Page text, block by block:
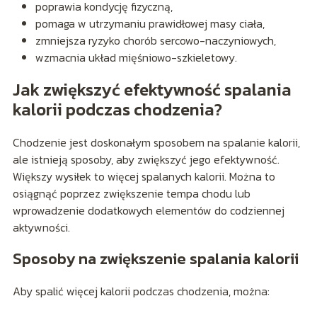
poprawia kondycję fizyczną,
pomaga w utrzymaniu prawidłowej masy ciała,
zmniejsza ryzyko chorób sercowo-naczyniowych,
wzmacnia układ mięśniowo-szkieletowy.
Jak zwiększyć efektywność spalania
kalorii podczas chodzenia?
Chodzenie jest doskonałym sposobem na spalanie kalorii,
ale istnieją sposoby, aby zwiększyć jego efektywność.
Większy wysiłek to więcej spalanych kalorii. Można to
osiągnąć poprzez zwiększenie tempa chodu lub
wprowadzenie dodatkowych elementów do codziennej
aktywności.
Sposoby na zwiększenie spalania kalorii
Aby spalić więcej kalorii podczas chodzenia, można: